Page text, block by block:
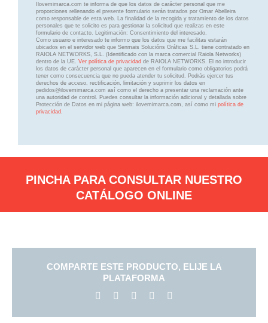
Ilovemimarca.com te informa de que los datos de carácter personal que me
proporciones rellenando el presente formulario serán tratados por Omar Abelleira
como responsable de esta web. La finalidad de la recogida y tratamiento de los datos
personales que te solicito es para gestionar la solicitud que realizas en este
formulario de contacto. Legitimación: Consentimiento del interesado.
Como usuario e interesado te informo que los datos que me facilitas estarán
ubicados en el servidor web que Senmais Solucións Gráficas S.L. tiene contratado en
RAIOLA NETWORKS, S.L. (Identificado con la marca comercial Raiola Networks)
dentro de la UE. Ver política de privacidad de RAIOLA NETWORKS. El no introducir
los datos de carácter personal que aparecen en el formulario como obligatorios podrá
tener como consecuencia que no pueda atender tu solicitud. Podrás ejercer tus
derechos de acceso, rectificación, limitación y suprimir los datos en
pedidos@ilovemimarca.com así como el derecho a presentar una reclamación ante
una autoridad de control. Puedes consultar la información adicional y detallada sobre
Protección de Datos en mi página web: ilovemimarca.com, así como mi política de
privacidad
PINCHA PARA CONSULTAR NUESTRO
CATÁLOGO ONLINE
COMPARTE ESTE PRODUCTO, ELIJE LA
PLATAFORMA
Facebook LinkedInPinterest